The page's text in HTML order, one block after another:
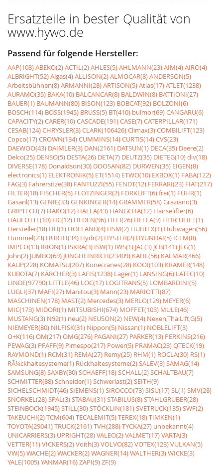
Ersatzteile in bester Qualität von
www.hywo.de
Passend für folgende Hersteller:
AAP(103)ABEKO(2)ACTIL(2)AHLES(5)AHLMANN(23)AIM(4)AIRO(4)
ALBRIGHT(52)Algas(4)ALLISON(2)ALMOCAR(8)ANDERSON(5)
Arbeitsbühnen(8)ARMANNI(28)ARTISON(5)Atlas(17)ATLET(1238)
AURAMO(35) BAKA(10) BALCANCAR(8) BALDWIN(8) BATTIONI(27)
BAUER(1) BAUMANN(80) BISON(123) BOBCAT(92) BOLZONI(6)
BOSCH(114) BOSS(1945) BRUSS(5) BT(410) bulmor(69)CANGARU(6)
CAPACITY(2)CARER(10)CASCADE(191)CASE(7)CATERPILLAR(171)
CESAB(124)CHRYSLER(3)CLARK(106426)Climax(3)COMBILIFT(123)
Copco(17)CROWN(134)CUMMINS(14)CURTIS(14)CVS(23)
DAEWOO(43) DAIMLER(3) DAN(2161) DATSUN(1) DECA(35) Deere(2)
Delco(25) DENSO(5) DESTA(26) DETA(7) DEUTZ(35) DIETEG(10)div(18)
DIVERSE(178) Donaldson(30) DOOSAN(82) DURWEN(35) EIGEN(8)
electronics(1) ELEKTRONIK(5) ET(1514) ETWO(10) EXBOX(1) FABA(122)
FAG(3) Fahrersitze(38) FANTUZZI(55) FENDT(12) FERRARI(23) FIAT(217)
FILTER(18) FISCHER(5) FLÖTZINGER(2) FORKLIFT(6)frei(1) FÜHR(1)
Gasanl(13)GENIE(33)GENKINGER(14)GRAMMER(58)Graziano(3)
GRIPTECH(7) HAKO(12) HALLA(43) HANGCHA(12) Hanselifter(6)
HAULOTTE(10) HC(12) HEDEN(96) HELI(26) HELLA(9) HERCULIFT(1)
Hersteller(18) HH(1) HOLLAND(4) HSM(2) HUBTEX(1) Hubwagen(56)
Hummel(23) HURTH(34) Hydr(2) HYSTER(2) HYUNDAI(5) ICEM(8)
IMPCO(13) IRION(1) ISKRA(3) ISW(1) IWS(1) JAC(3) JCB(141) JLG(1)
John(2) JUMBO(69) JUNGHEINRICH(23409) KAHL(56) KALMAR(466)
KAUP(228) KOMATSU(207) Konecranes(28) KOOI(103) KRAMER(148)
KUBOTA(7) KÃRCHER(3) LAFIS(1238) Lager(1) LANSING(6) LATEC(10)
LINDE(97790) LITTLE(46) LOC(17) LOGITRANS(5) LOMBARDINI(5)
LUGLI(37) MAFI(27) Manitou(3) Mann(23) MARIOTTI(87)
MASCHINEN(178) MAST(2) Mercedes(3) MERLO(129) MEYER(6)
MIC(173) MIDORI(1) MITSUBISHI(674) MOFFET(103) MULE(46)
MUSTANG(3) N92(1) neu(2) NEUSON(2) NEW(4) Nexen,ThaiLift,G(5)
NIEMEYER(80) NILFISK(31) Nippon(5) Nissan(1) NOBLELIFT(3)
O+K(116)OM(217)OMG(276) PAGANI(27) PARKER(13) PERKINS(216)
PEWAG(3) PFAFF(9) Pimespo(217) Power(5) PRAMAC(23)QTECK(19)
RAYMOND(1) RCM(31) REMA(27) Remy(25) RHM(1) ROCLA(30) RS(1)
RÃ¼ckhaltesysteme(1) Rückhaltesysteme(2)SALEV(3)SAMAG(14)
SAMSUNG(8)SAXBY(30)SCHAEFF(18)SCHALL(2)SCHALTBAU(7)
SCHMITTER(88)Schneider(1)Schwerlast(2)SEITH(9)
SICHELSCHMIDT(46)SIEMENS(1)SIROCCO(73)SISU(17)SL(1)SMV(28)
SNORKEL(28)SPAL(3)STABAU(31)STABILUS(8)STAHLGRUBER(28)
STEINBOCK(1945)STILL(30)STÖCKLIN(181)SVETRUCK(135)SWF(2)
TAKEUCHI(2)TCM(604)TECALEMIT(5)TEREX(18)TIMKEN(1)
TOYOTA(29041)TRUCK(2161)TVH(288)TYCKA(27) unbekannt(4)
UNICARRIERS(3) UPRIGHT(28)VALEO(2)VALMET(17)VARTA(3)
VETTER(11)VICKERS(2)Voith(3)VOLVO(82)VOTEX(123)VULKAN(5)
VW(5)WACHE(2)WACKER(2)WAGNER(14)WALTHER(3)WICKE(3)
YALE(1005)YANMAR(16)ZAPI(9)ZF(9)